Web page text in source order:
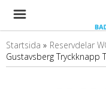
Startsida » Reservdelar
Gustavsberg Tryckknapp